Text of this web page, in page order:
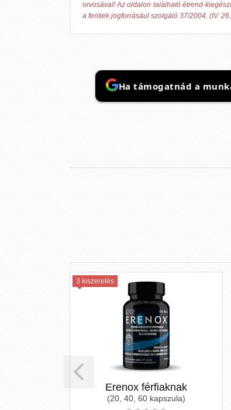
orvosával! Az oldalon található étrend-
a fentiek jogforrásául szolgáló 37/2004. (IV.
Ha támogatnád a
3 kiszerelés
Erenox férfiaknak
(20, 40, 60 kapszula)